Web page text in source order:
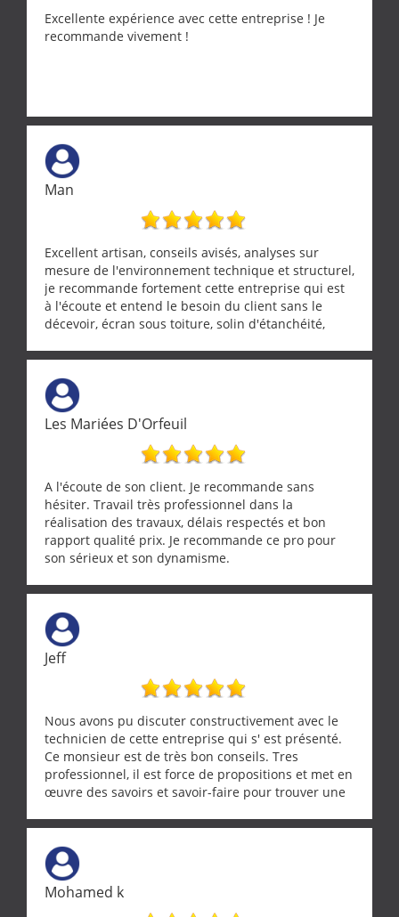
Excellente expérience avec cette entreprise ! Je
recommande vivement !
Man
Excellent artisan, conseils avisés, analyses sur
mesure de l'environnement technique et structurel,
je recommande fortement cette entreprise qui est
à l'écoute et entend le besoin du client sans le
décevoir, écran sous toiture, solin d'étanchéité,
récupérateur d'eau, tout a été parfaitement mis en
œuvre sans besoin d'y revenir. confiance assurée.
Les Mariées D'Orfeuil
A l'écoute de son client. Je recommande sans
hésiter. Travail très professionnel dans la
réalisation des travaux, délais respectés et bon
rapport qualité prix. Je recommande ce pro pour
son sérieux et son dynamisme.
Jeff
Nous avons pu discuter constructivement avec le
technicien de cette entreprise qui s' est présenté.
Ce monsieur est de très bon conseils. Tres
professionnel, il est force de propositions et met en
œuvre des savoirs et savoir-faire pour trouver une
demande de l écoute et de la considération, ce qui
ne se trouve que chez les pationnés de leur métier.
Merci a ce monsieur pour sa disponibilité
Mohamed k